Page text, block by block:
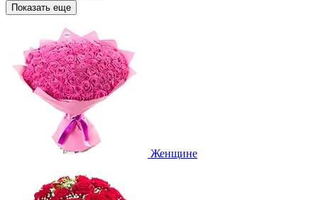
Показать еще
Женщине